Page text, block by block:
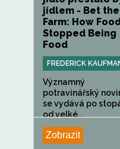
jídlem - Bet the
Farm: How
Stopped Being
Food
FREDERICK
Významný
potravinářský
se vydává po
od velké...
Zobrazit